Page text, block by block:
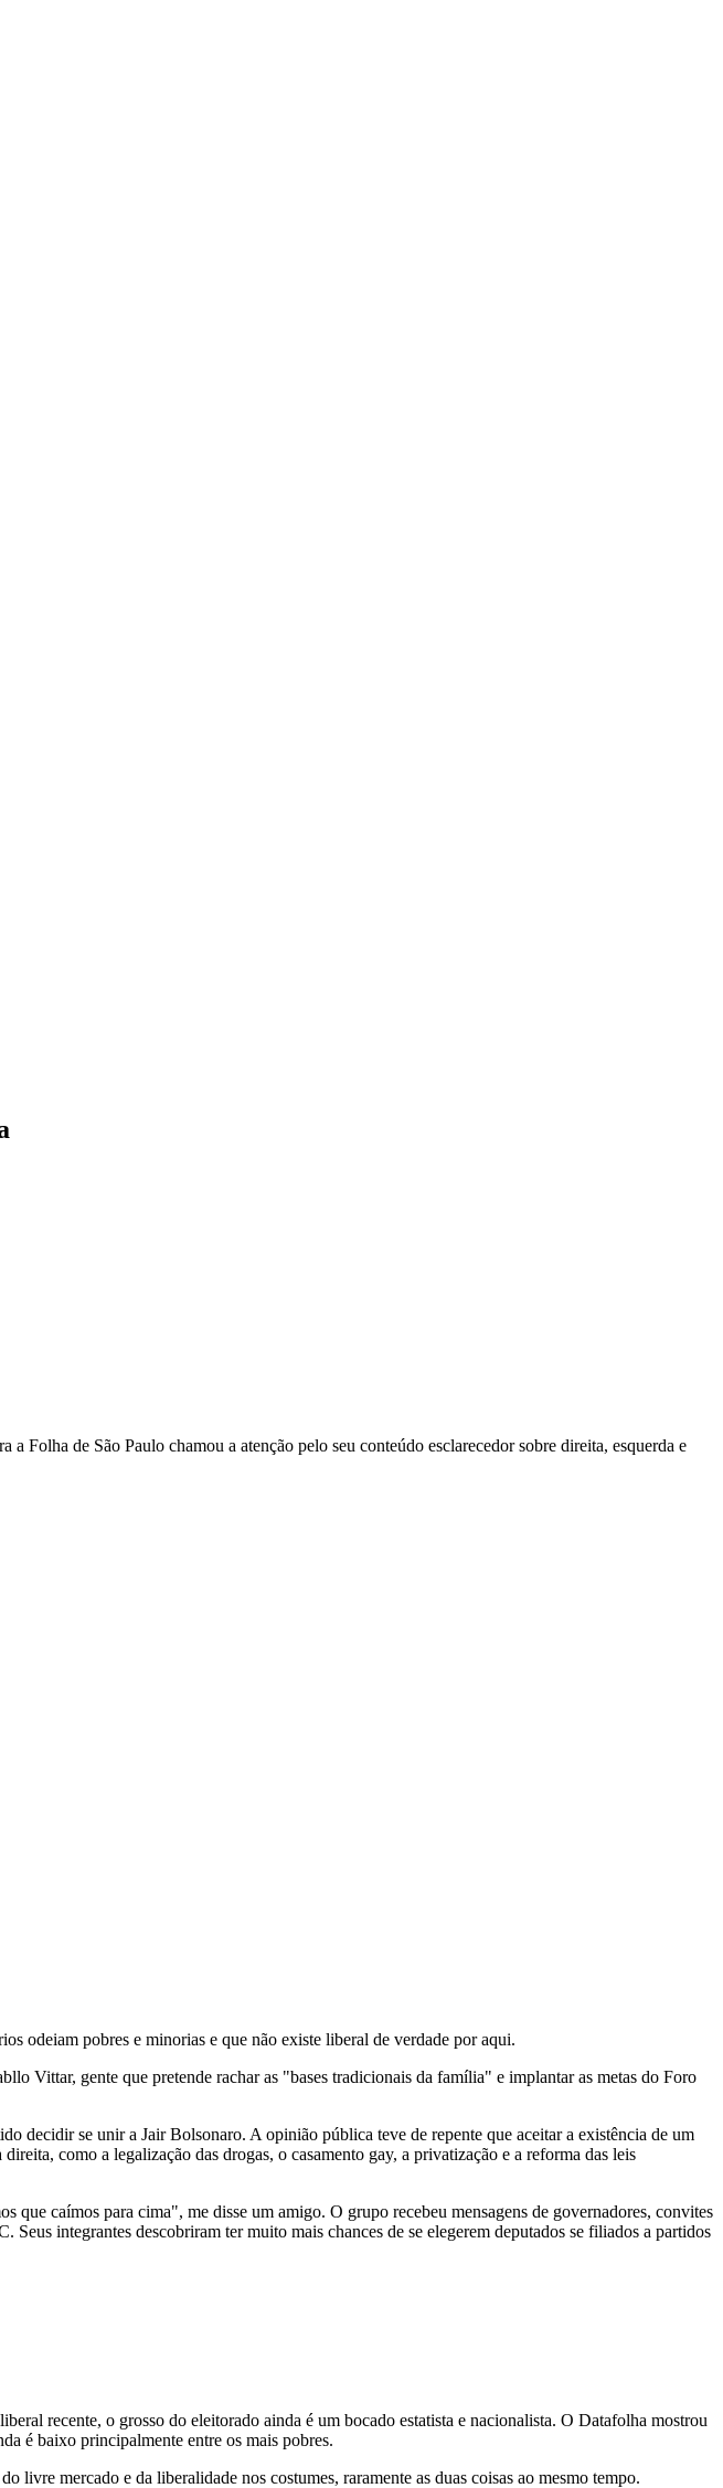
Folha de São Paulo chamou a atenção pelo seu conteúdo esclarecedor sobre direita, esquerda e
odeiam pobres e minorias e que não existe liberal de verdade por aqui.
Vittar, gente que pretende rachar as "bases tradicionais da família" e implantar as metas do Foro
decidir se unir a Jair Bolsonaro. A opinião pública teve de repente que aceitar a existência de um
como a legalização das drogas, o casamento gay, a privatização e a reforma das leis
que caímos para cima", me disse um amigo. O grupo recebeu mensagens de governadores, convites
integrantes descobriram ter muito mais chances de se elegerem deputados se filiados a partidos
recente, o grosso do eleitorado ainda é um bocado estatista e nacionalista. O Datafolha mostrou
é baixo principalmente entre os mais pobres.
mercado e da liberalidade nos costumes, raramente as duas coisas ao mesmo tempo.